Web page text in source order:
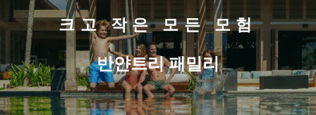
크고 작은 모든 모험
반얀트리 패밀리